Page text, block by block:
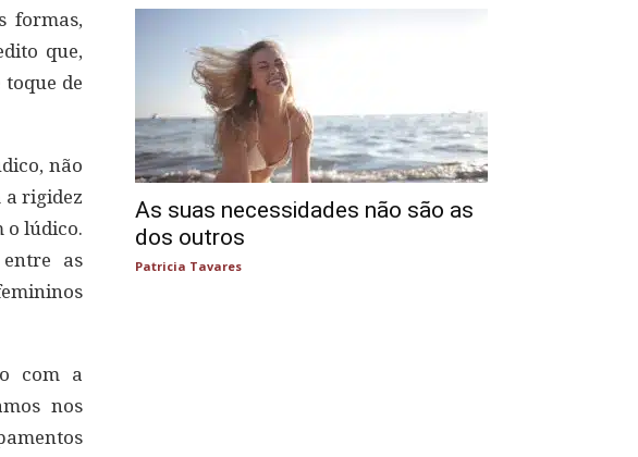
formas,
que,
de
não
a rigidez
o lúdico.
entre as
com a
nos
As suas necessidades não são as
dos outros
Patricia Tavares